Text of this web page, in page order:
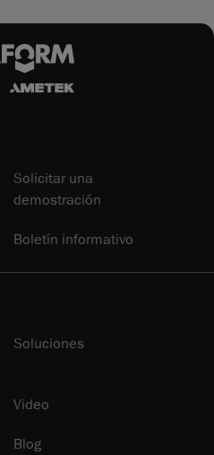
Solicitar una
demostración
Boletín informativo
Soluciones
Video
Blog